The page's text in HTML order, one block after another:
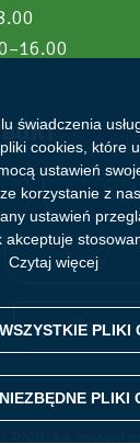
świadczenia
cookies, które
ustawień
korzystanie z
ustawień
Czytaj więcej
PLIKI
PLIKI
Filmy
Sport
Polityka